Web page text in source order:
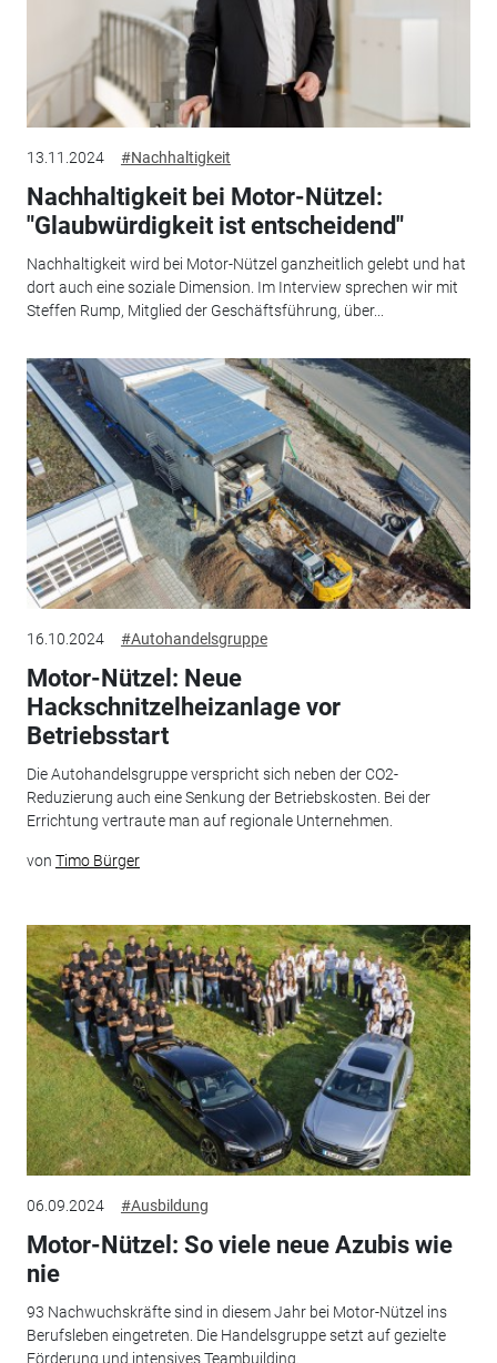
13.11.2024 #Nachhaltigkeit
Nachhaltigkeit bei Motor-Nützel:
"Glaubwürdigkeit ist entscheidend"
Nachhaltigkeit wird bei Motor-Nützel ganzheitlich gelebt und hat
dort auch eine soziale Dimension. Im Interview sprechen wir mit
Steffen Rump, Mitglied der Geschäftsführung, über...
16.10.2024 #Autohandelsgruppe
Motor-Nützel: Neue
Hackschnitzelheizanlage vor
Betriebsstart
Die Autohandelsgruppe verspricht sich neben der CO2-
Reduzierung auch eine Senkung der Betriebskosten. Bei der
Errichtung vertraute man auf regionale Unternehmen.
von Timo Bürger
06.09.2024 #Ausbildung
Motor-Nützel: So viele neue Azubis wie
nie
93 Nachwuchskräfte sind in diesem Jahr bei Motor-Nützel ins
Berufsleben eingetreten. Die Handelsgruppe setzt auf gezielte
Förderung und intensives Teambuilding.